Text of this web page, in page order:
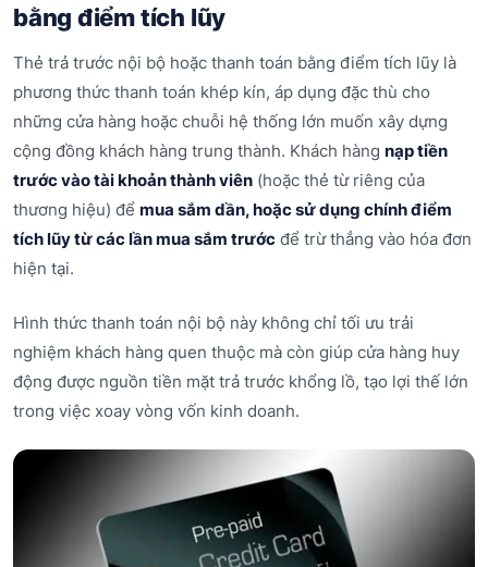
bằng điểm tích lũy
Thẻ trả trước nội bộ hoặc thanh toán bằng điểm tích lũy là
phương thức thanh toán khép kín, áp dụng đặc thù cho
những cửa hàng hoặc chuỗi hệ thống lớn muốn xây dựng
cộng đồng khách hàng trung thành. Khách hàng nạp tiền
trước vào tài khoản thành viên (hoặc thẻ từ riêng của
thương hiệu) để mua sắm dần, hoặc sử dụng chính điểm
tích lũy từ các lần mua sắm trước để trừ thẳng vào hóa đơn
hiện tại.
Hình thức thanh toán nội bộ này không chỉ tối ưu trải
nghiệm khách hàng quen thuộc mà còn giúp cửa hàng huy
động được nguồn tiền mặt trả trước khổng lồ, tạo lợi thế lớn
trong việc xoay vòng vốn kinh doanh.